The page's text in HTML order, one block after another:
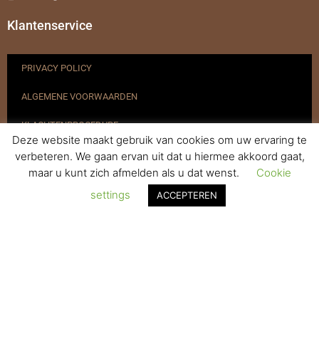
Klantenservice
PRIVACY POLICY
ALGEMENE VOORWAARDEN
KLACHTENPROCEDURE
VERZENDEN & RETOURNEREN
Deze website maakt gebruik van cookies om uw ervaring te
verbeteren. We gaan ervan uit dat u hiermee akkoord gaat,
maar u kunt zich afmelden als u dat wenst.
Cookie
settings
ACCEPTEREN